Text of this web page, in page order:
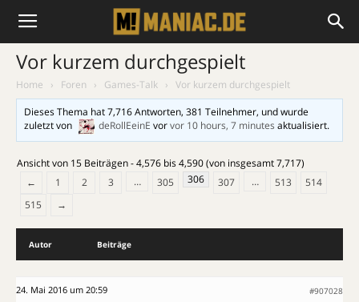
Vor kurzem durchgespielt
Home › Foren › Games-Talk › Vor kurzem durchgespielt
Dieses Thema hat 7,716 Antworten, 381 Teilnehmer, und wurde
zuletzt von
deRollEeinE vorvor 10 hours, 7 minutes aktualisiert.
Ansicht von 15 Beiträgen - 4,576 bis 4,590 (von insgesamt 7,717)
←
1 2 3 … 305 306 307 … 513
514
515
→
Autor Beiträge
24. Mai 2016 um 20:59 #907028